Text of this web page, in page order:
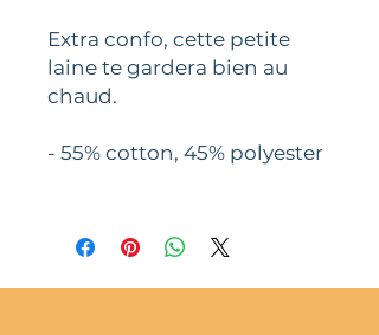
Extra confo, cette petite
laine te gardera bien au
chaud.
- 55% cotton, 45% polyester